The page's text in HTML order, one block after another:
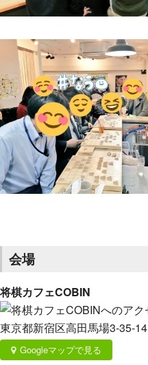
会場
将棋カフェCOBIN
東京都新宿区高田馬場3-35-
Googleマップで見る